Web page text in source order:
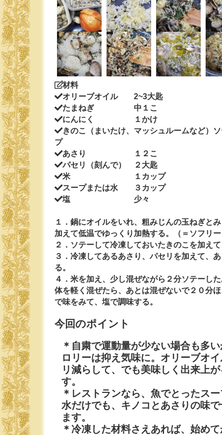
材料
オリーブオイル 2~3大匙
たまねぎ 中１こ
にんにく １かけ
きのこ（まいたけ、マッシュルームなど）
プ
あさり １２こ
パセリ（刻んで） ２大匙
米 １カップ
スープまたは水 ３カップ
塩 少々
１．鍋にオイルをいれ、粗みじんの玉ねぎと
加えて低温でゆっくり加熱する。（＝ソフリ
２．ソテーして冷凍しておいたきのこを加え
３．冷凍してあるあさり、パセリを加えて、
る。
４．米を加え、少し混ぜながら２分ソテーし
体を軽く混ぜたら、あとは混ぜないで２０分
で味をみて、塩で調味する。
今回のポイント
＊自粛で運動量が少ない場合も多
ロリーは抑え気味に。オリーブオ
リ減らして、でも美味しく出来上
す。
＊レストランなら、魚でとったス
水だけでも、キノコとあさりの味
ます。
＊冷凍した材料さえあれば、始め